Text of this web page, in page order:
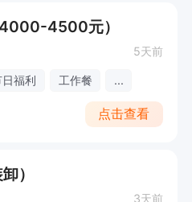
4500元）
5天前
日福利 工作餐 ...
点击查看
）
3天前